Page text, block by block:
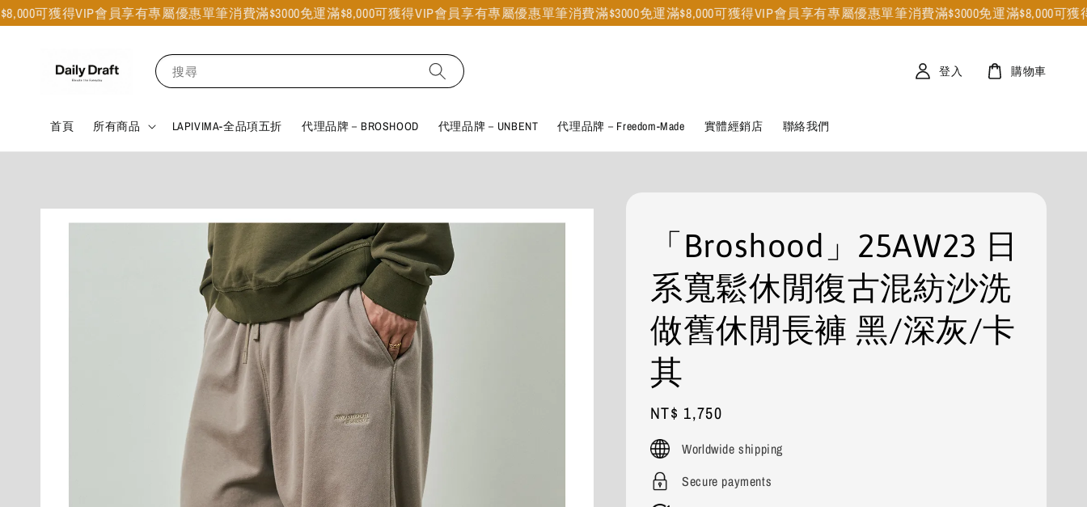
獲得VIP會員享有專屬優惠單筆消費滿$3000免運滿$8,000可獲得VIP會員享有專屬優惠單筆消費滿$3000免運滿$8,000可獲得VIP會員享有專屬優惠單筆消費滿$3000免運滿$8,000可獲得VIP
搜尋
首頁 所有商品 LAPIVIMA-全品項五折 代理品牌－BROSHOOD 代理品牌－UNBENT 代理品牌－Freedom-Made 實體經銷店 聯絡我們
登入 購物車
「Broshood」25AW23 日
系寬鬆休閒復古混紡沙洗
做舊休閒長褲 黑/深灰/卡
其
Regular
price
NT$ 1,750
Worldwide shipping
Secure payments